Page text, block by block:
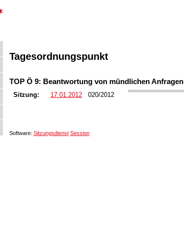
Tagesordnungspunkt
TOP Ö 9: Beantwortung von mündlichen Anfragen
Sitzung: 17.01.2012020/2012
Software: Sitzungsdienst Session